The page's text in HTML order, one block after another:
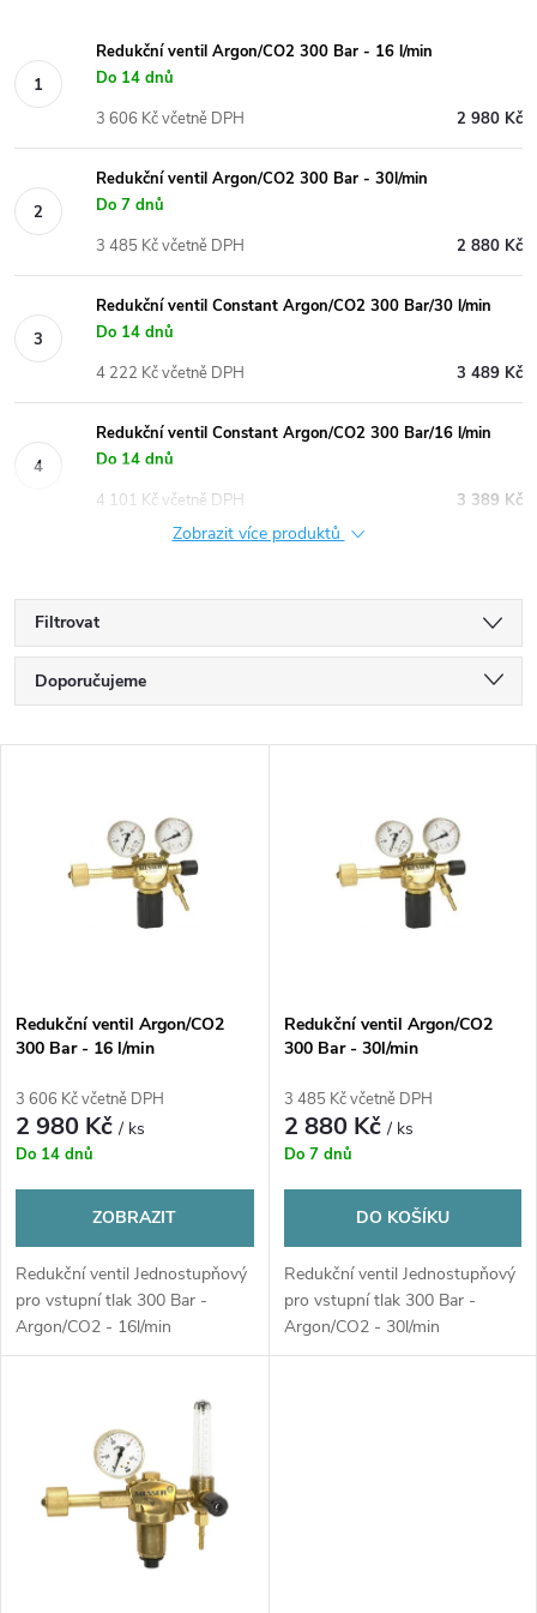
Redukční ventil Argon/CO2 300 Bar - 16 l/min
Do 14 dnů
2 980 Kč
3 606 Kč včetně DPH
Redukční ventil Argon/CO2 300 Bar - 30l/min
Do 7 dnů
2 880 Kč
3 485 Kč včetně DPH
Redukční ventil Constant Argon/CO2 300 Bar/30 l/min
Do 14 dnů
3 489 Kč
4 222 Kč včetně DPH
Redukční ventil Constant Argon/CO2 300 Bar/16 l/min
Do 14 dnů
3 389 Kč
4 101 Kč včetně DPH
Zobrazit více produktů
Filtrovat
Ř
a
p
r
o
u
k
Doporučujeme
Nejprodávanější
Abecedně
s
p
r
o
d
u
k
Redukční ventil Argon/CO2
300 Bar - 16 l/min
3 606 Kč včetně DPH
2 980 Kč/ ks
Do 14 dnů
ZOBRAZIT
Redukční ventil Jednostupňový
pro vstupní tlak 300 Bar -
Argon/CO2 - 16l/min
Redukční ventil Argon/CO2
300 Bar - 30l/min
3 485 Kč včetně DPH
2 880 Kč/ ks
Do 7 dnů
DO KOŠÍKU
Redukční ventil Jednostupňový
pro vstupní tlak 300 Bar -
Argon/CO2 - 30l/min